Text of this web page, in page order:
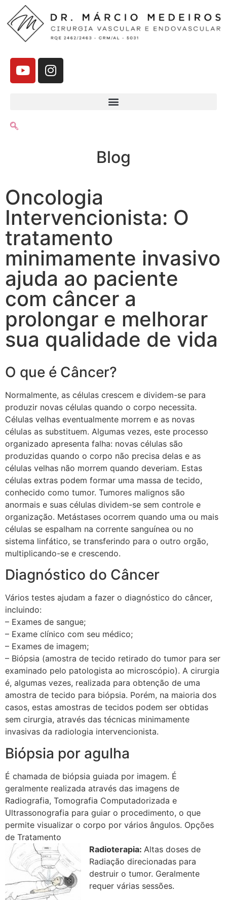
Blog
Oncologia
Intervencionista: O
tratamento
minimamente invasivo
ajuda ao paciente
com câncer a
prolongar e melhorar
sua qualidade de vida
O que é Câncer?
Normalmente, as células crescem e dividem-se para
produzir novas células quando o corpo necessita.
Células velhas eventualmente morrem e as novas
células as substituem. Algumas vezes, este processo
organizado apresenta falha: novas células são
produzidas quando o corpo não precisa delas e as
células velhas não morrem quando deveriam. Estas
células extras podem formar uma massa de tecido,
conhecido como tumor. Tumores malignos são
anormais e suas células dividem-se sem controle e
organização. Metástases ocorrem quando uma ou mais
células se espalham na corrente sanguínea ou no
sistema linfático, se transferindo para o outro orgão,
multiplicando-se e crescendo.
Diagnóstico do Câncer
Vários testes ajudam a fazer o diagnóstico do câncer,
incluindo:
– Exames de sangue;
– Exame clínico com seu médico;
– Exames de imagem;
– Biópsia (amostra de tecido retirado do tumor para ser
examinado pelo patologista ao microscópio). A cirurgia
é, algumas vezes, realizada para obtenção de uma
amostra de tecido para biópsia. Porém, na maioria dos
casos, estas amostras de tecidos podem ser obtidas
sem cirurgia, através das técnicas minimamente
invasivas da radiologia intervencionista.
Biópsia por agulha
É chamada de biópsia guiada por imagem. É
geralmente realizada através das imagens de
Radiografia, Tomografia Computadorizada e
Ultrassonografia para guiar o procedimento, o que
permite visualizar o corpo por vários ângulos. Opções
de Tratamento
Radioterapia: Altas doses de
Radiação direcionadas para
destruir o tumor. Geralmente
requer várias sessões.